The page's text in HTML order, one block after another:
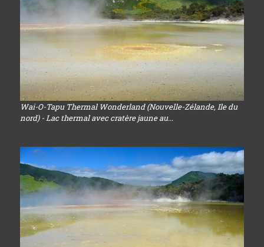
Wai-O-Tapu Thermal Wonderland (Nouvelle-Zélande, Ile du
nord) - Lac thermal avec cratère jaune au...